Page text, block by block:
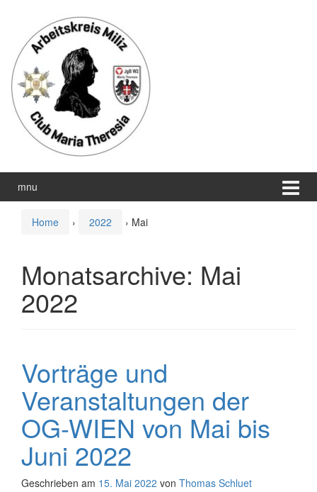
wechseln
Hauptmenü
springen
mnu
Home › 2022 › Mai
Monatsarchive: Mai
2022
Vorträge und
Veranstaltungen der
OG-WIEN von Mai bis
Juni 2022
Geschrieben am 15. Mai 2022 von Thomas Schluet